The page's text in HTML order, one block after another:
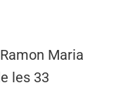
Maria
les 33